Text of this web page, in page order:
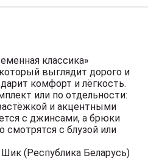
классика»
выглядит дорого и
комфорт и лёгкость.
или по отдельности:
и акцентными
с джинсами, а брюки
смотрятся с блузой или
(Республика Беларусь)